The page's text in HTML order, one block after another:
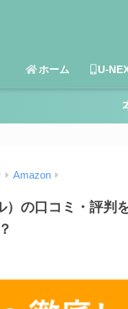
ホーム U-
Amazon
の口コミ・評判